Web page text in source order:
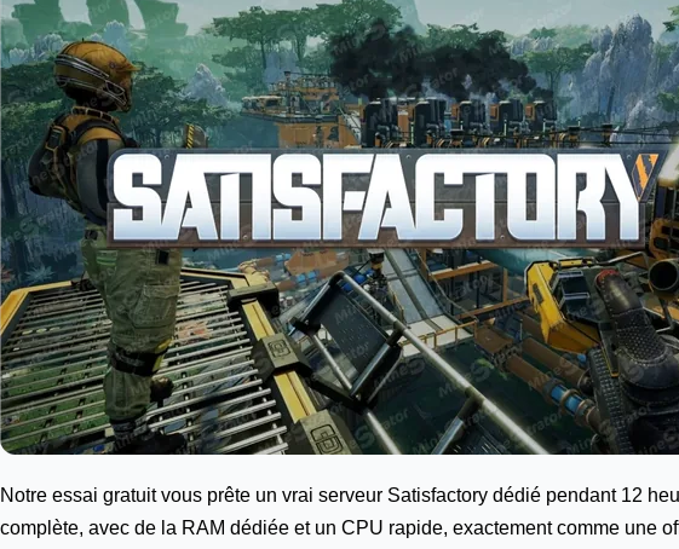
Notre essai gratuit vous prête un vrai serveur Satisfactory dédié pendant 12
complète, avec de la RAM dédiée et un CPU rapide, exactement comme une